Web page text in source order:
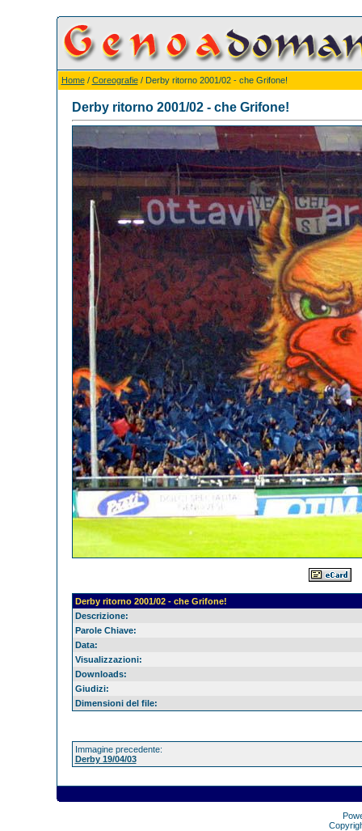
Home/ Coreografie/ Derby ritorno 2001/02 - che Grifone!
Derby ritorno 2001/02 - che Grifone!
Derby ritorno 2001/02 - che Grifone!
Descrizione:
Parole Chiave:
Data:
Visualizzazioni:
Downloads:
Giudizi:
Dimensioni del file:
Immagine precedente:
Derby 19/04/03